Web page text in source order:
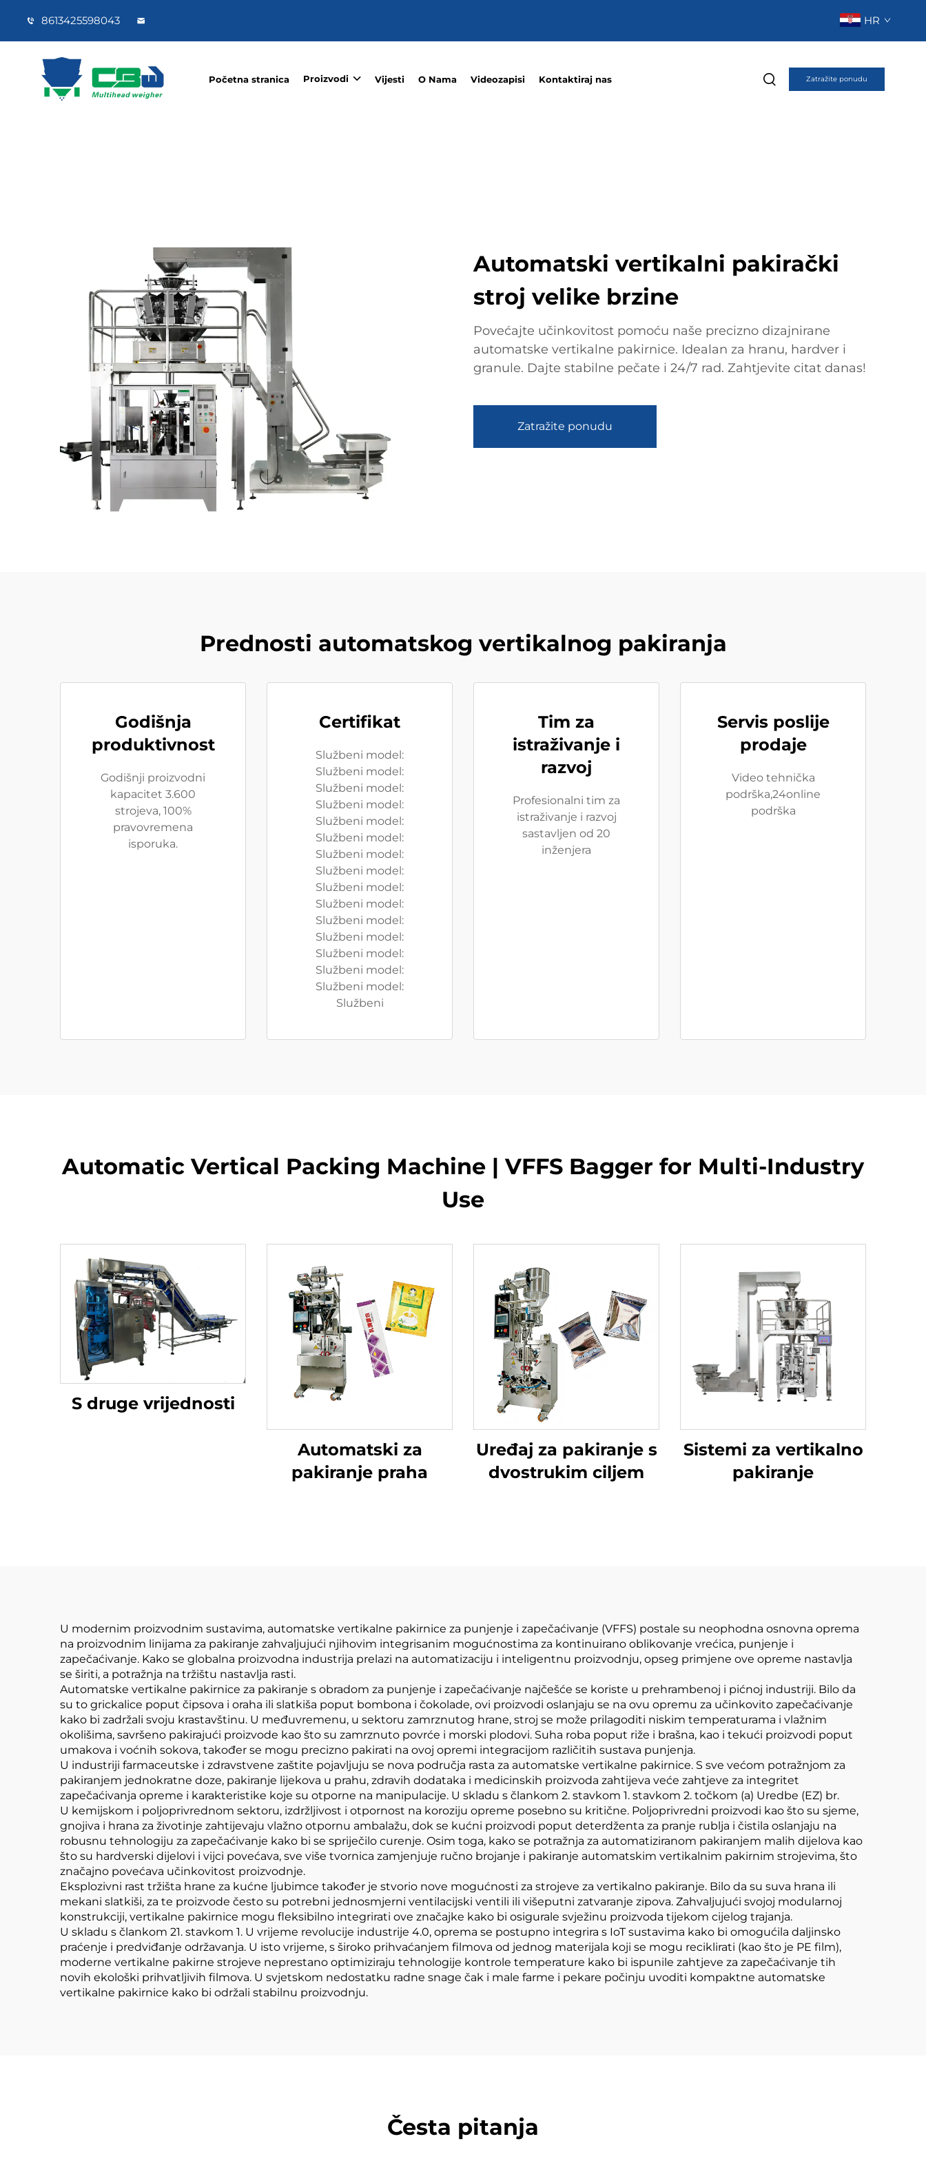
8613425598043 HR
Početna stranica Proizvodi Vijesti O Nama Videozapisi Kontaktiraj nas Zatražite ponudu
Automatski vertikalni pakirački
stroj velike brzine
Povećajte učinkovitost pomoću naše precizno dizajnirane
automatske vertikalne pakirnice. Idealan za hranu, hardver i
granule. Dajte stabilne pečate i 24/7 rad. Zahtjevite citat danas!
Zatražite ponudu
Prednosti automatskog vertikalnog pakiranja
Godišnja
produktivnost
Godišnji proizvodni
kapacitet 3.600
strojeva, 100%
pravovremena
isporuka.
Certifikat
Službeni model:
Službeni model:
Službeni model:
Službeni model:
Službeni model:
Službeni model:
Službeni model:
Službeni model:
Službeni model:
Službeni model:
Službeni model:
Službeni model:
Službeni model:
Službeni model:
Službeni model:
Službeni
Tim za
istraživanje i
razvoj
Profesionalni tim za
istraživanje i razvoj
sastavljen od 20
inženjera
Servis poslije
prodaje
Video tehnička
podrška,24online
podrška
Automatic Vertical Packing Machine | VFFS Bagger for Multi-Industry
Use
S druge vrijednosti
Automatski za
pakiranje praha
Uređaj za pakiranje s
dvostrukim ciljem
Sistemi za vertikalno
pakiranje
U modernim proizvodnim sustavima, automatske vertikalne pakirnice za punjenje i zapečaćivanje (VFFS) postale su neophodna osnovna oprema
na proizvodnim linijama za pakiranje zahvaljujući njihovim integrisanim mogućnostima za kontinuirano oblikovanje vrećica, punjenje i
zapečaćivanje. Kako se globalna proizvodna industrija prelazi na automatizaciju i inteligentnu proizvodnju, opseg primjene ove opreme nastavlja
se širiti, a potražnja na tržištu nastavlja rasti.
Automatske vertikalne pakirnice za pakiranje s obradom za punjenje i zapečaćivanje najčešće se koriste u prehrambenoj i pićnoj industriji. Bilo da
su to grickalice poput čipsova i oraha ili slatkiša poput bombona i čokolade, ovi proizvodi oslanjaju se na ovu opremu za učinkovito zapečaćivanje
kako bi zadržali svoju krastavštinu. U međuvremenu, u sektoru zamrznutog hrane, stroj se može prilagoditi niskim temperaturama i vlažnim
okolišima, savršeno pakirajući proizvode kao što su zamrznuto povrće i morski plodovi. Suha roba poput riže i brašna, kao i tekući proizvodi poput
umakova i voćnih sokova, također se mogu precizno pakirati na ovoj opremi integracijom različitih sustava punjenja.
U industriji farmaceutske i zdravstvene zaštite pojavljuju se nova područja rasta za automatske vertikalne pakirnice. S sve većom potražnjom za
pakiranjem jednokratne doze, pakiranje lijekova u prahu, zdravih dodataka i medicinskih proizvoda zahtijeva veće zahtjeve za integritet
zapečaćivanja opreme i karakteristike koje su otporne na manipulacije. U skladu s člankom 2. stavkom 1. stavkom 2. točkom (a) Uredbe (EZ) br.
U kemijskom i poljoprivrednom sektoru, izdržljivost i otpornost na koroziju opreme posebno su kritične. Poljoprivredni proizvodi kao što su sjeme,
gnojiva i hrana za životinje zahtijevaju vlažno otpornu ambalažu, dok se kućni proizvodi poput deterdženta za pranje rublja i čistila oslanjaju na
robusnu tehnologiju za zapečaćivanje kako bi se spriječilo curenje. Osim toga, kako se potražnja za automatiziranom pakiranjem malih dijelova kao
što su hardverski dijelovi i vijci povećava, sve više tvornica zamjenjuje ručno brojanje i pakiranje automatskim vertikalnim pakirnim strojevima, što
značajno povećava učinkovitost proizvodnje.
Eksplozivni rast tržišta hrane za kućne ljubimce također je stvorio nove mogućnosti za strojeve za vertikalno pakiranje. Bilo da su suva hrana ili
mekani slatkiši, za te proizvode često su potrebni jednosmjerni ventilacijski ventili ili višeputni zatvaranje zipova. Zahvaljujući svojoj modularnoj
konstrukciji, vertikalne pakirnice mogu fleksibilno integrirati ove značajke kako bi osigurale svježinu proizvoda tijekom cijelog trajanja.
U skladu s člankom 21. stavkom 1. U vrijeme revolucije industrije 4.0, oprema se postupno integrira s IoT sustavima kako bi omogućila daljinsko
praćenje i predviđanje održavanja. U isto vrijeme, s široko prihvaćanjem filmova od jednog materijala koji se mogu reciklirati (kao što je PE film),
moderne vertikalne pakirne strojeve neprestano optimiziraju tehnologije kontrole temperature kako bi ispunile zahtjeve za zapečaćivanje tih
novih ekološki prihvatljivih filmova. U svjetskom nedostatku radne snage čak i male farme i pekare počinju uvoditi kompaktne automatske
vertikalne pakirnice kako bi održali stabilnu proizvodnju.
Česta pitanja